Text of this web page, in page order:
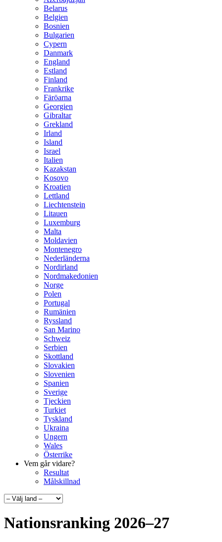
Belarus
Belgien
Bosnien
Bulgarien
Cypern
Danmark
England
Estland
Finland
Frankrike
Färöarna
Georgien
Gibraltar
Grekland
Irland
Island
Israel
Italien
Kazakstan
Kosovo
Kroatien
Lettland
Liechtenstein
Litauen
Luxemburg
Malta
Moldavien
Montenegro
Nederländerna
Nordirland
Nordmakedonien
Norge
Polen
Portugal
Rumänien
Ryssland
San Marino
Schweiz
Serbien
Skottland
Slovakien
Slovenien
Spanien
Sverige
Tjeckien
Turkiet
Tyskland
Ukraina
Ungern
Wales
Österrike
Vem går vidare?
Resultat
Målskillnad
Nationsranking 2026–27